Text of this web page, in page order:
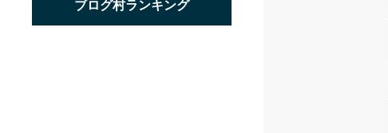
ブログ村ランキング